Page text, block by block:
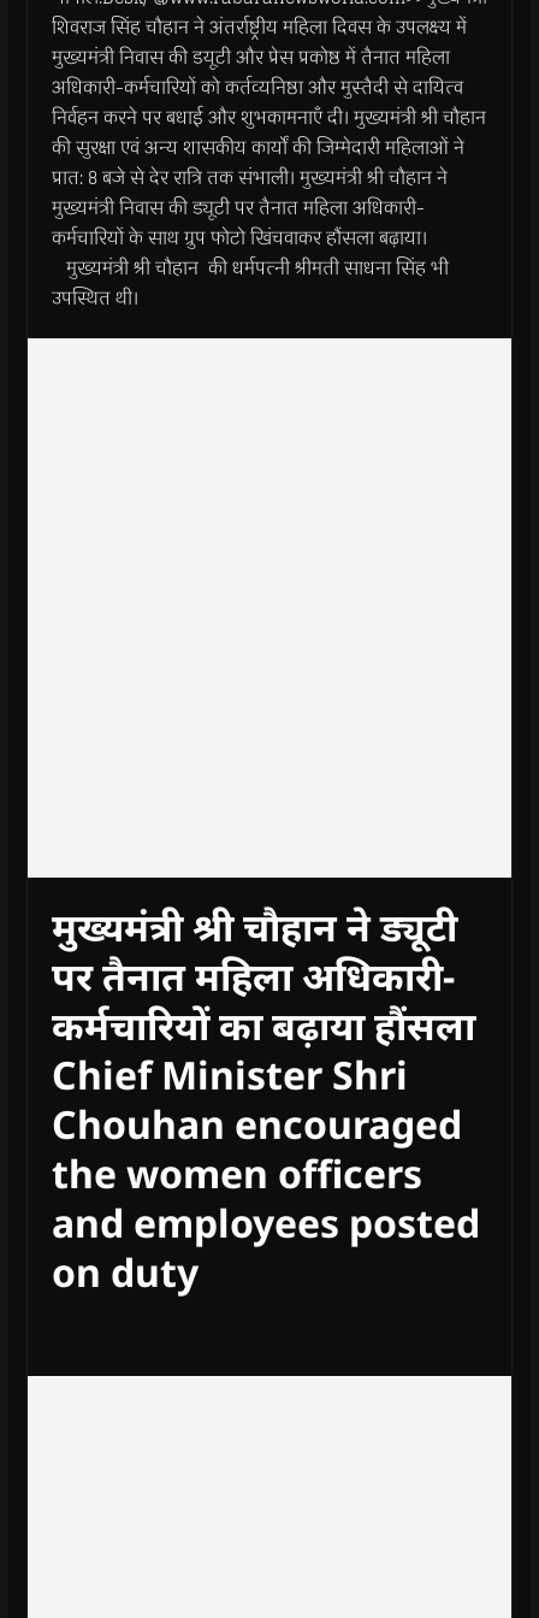
शिवराज सिंह चौहान ने अंतर्राष्ट्रीय महिला दिवस के उपलक्ष्य में
मुख्यमंत्री निवास की डयूटी और प्रेस प्रकोष्ठ में तैनात महिला
अधिकारी-कर्मचारियों को कर्तव्यनिष्ठा और मुस्तैदी से दायित्व
निर्वहन करने पर बधाई और शुभकामनाएँ दी। मुख्यमंत्री श्री चौहान
की सुरक्षा एवं अन्य शासकीय कार्यों की जिम्मेदारी महिलाओं ने
प्रात: 8 बजे से देर रात्रि तक संभाली। मुख्यमंत्री श्री चौहान ने
मुख्यमंत्री निवास की ड्यूटी पर तैनात महिला अधिकारी-
कर्मचारियों के साथ ग्रुप फोटो खिंचवाकर हौंसला बढ़ाया।
मुख्यमंत्री श्री चौहान की धर्मपत्नी श्रीमती साधना सिंह भी
उपस्थित थी।
मुख्यमंत्री श्री चौहान ने ड्यूटी
पर तैनात महिला अधिकारी-
कर्मचारियों का बढ़ाया हौंसला
Chief Minister Shri
Chouhan encouraged
the women officers
and employees posted
on duty